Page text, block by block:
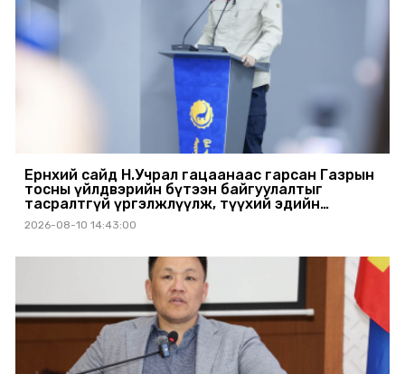
Ерөнхий сайд Н.Учрал гацаанаас гарсан Газрын
тосны үйлдвэрийн бүтээн байгуулалтыг
тасралтгүй үргэлжлүүлж, түүхий эдийн
хангамжийг баталгаажуулах үүрэг өгөв
2026-08-10 14:43:00